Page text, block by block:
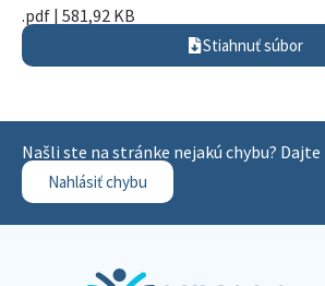
.pdf | 581,92 KB
Stiahnuť súbor
Našli ste na stránke nejakú chybu? Dajte
Nahlásiť chybu